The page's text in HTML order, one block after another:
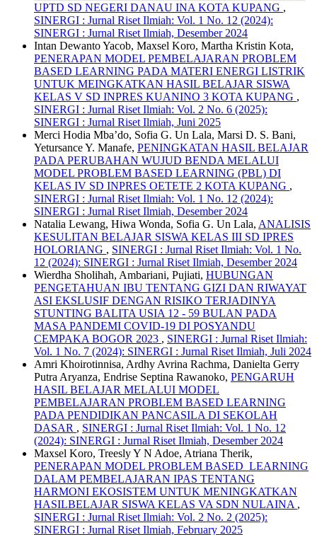
UPTD SD NEGERI DANAU INA KOTA KUPANG ,
SINERGI : Jurnal Riset Ilmiah: Vol. 1 No. 12 (2024):
SINERGI : Jurnal Riset Ilmiah, Desember 2024
Intan Dewanto Yacob, Maxsel Koro, Martha Kristin Kota,
PENERAPAN MODEL PEMBELAJARAN PROBLEM
BASED LEARNING PADA MATERI ENERGI LISTRIK
UNTUK MEINGKATKAN HASIL BELAJAR SISWA
KELAS V SD INPRES KUANINO 3 KOTA KUPANG ,
SINERGI : Jurnal Riset Ilmiah: Vol. 2 No. 6 (2025):
SINERGI : Jurnal Riset Ilmiah, Juni 2025
Merci Hodia Mba’do, Sofia G. Un Lala, Marsi D. S. Bani,
Yetursance Y. Manafe, PENINGKATAN HASIL BELAJAR
PADA PERUBAHAN WUJUD BENDA MELALUI
MODEL PROBLEM BASED LEARNING (PBL) DI
KELAS IV SD INPRES OETETE 2 KOTA KUPANG ,
SINERGI : Jurnal Riset Ilmiah: Vol. 1 No. 12 (2024):
SINERGI : Jurnal Riset Ilmiah, Desember 2024
Natalia Lewang, Hiwa Wonda, Sofia G. Un Lala, ANALISIS
KESULITAN BELAJAR SISWA KELAS III SD IPRES
HOLORIANG , SINERGI : Jurnal Riset Ilmiah: Vol. 1 No.
12 (2024): SINERGI : Jurnal Riset Ilmiah, Desember 2024
Wierdha Sholihah, Ambariani, Pujiati, HUBUNGAN
PENGETAHUAN IBU TENTANG GIZI DAN RIWAYAT
ASI EKSLUSIF DENGAN RISIKO TERJADINYA
STUNTING BALITA USIA 12 - 59 BULAN PADA
MASA PANDEMI COVID-19 DI POSYANDU
CEMPAKA BOGOR 2023 , SINERGI : Jurnal Riset Ilmiah:
Vol. 1 No. 7 (2024): SINERGI : Jurnal Riset Ilmiah, Juli 2024
Amri Khoirotinnisa, Ardhy Avrina Rachma, Danielta Gerry
Putra Aryanza, Endrise Septina Rawanoko, PENGARUH
HASIL BELAJAR MELALUI MODEL
PEMBELAJARAN PROBLEM BASED LEARNING
PADA PENDIDIKAN PANCASILA DI SEKOLAH
DASAR , SINERGI : Jurnal Riset Ilmiah: Vol. 1 No. 12
(2024): SINERGI : Jurnal Riset Ilmiah, Desember 2024
Maxsel Koro, Treesly Y N Adoe, Atriana Therik,
PENERAPAN MODEL PROBLEM BASED LEARNING
DALAM PEMBELAJARAN IPAS TENTANG
HARMONI EKOSISTEM UNTUK MENINGKATKAN
HASILBELAJAR SISWA KELAS VA SDN NULAINA ,
SINERGI : Jurnal Riset Ilmiah: Vol. 2 No. 2 (2025):
SINERGI : Jurnal Riset Ilmiah, February 2025